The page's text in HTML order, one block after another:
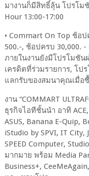
มางานก็มีสิทธิ์ลุ้น โปรโมชั
Hour 13:00-17:00
• Commart On Top ช้อ
500.-, ช้อปครบ 30,000.
ภายในงานยังมีโปรโมชัน
เครดิตที่ร่วมรายการ, โป
แลกรับของสมนาคุณเมื่อ
งาน “COMMART
ธุรกิจไอทีชั้นนำ อาทิ
ASUS, Banana E-Quip,
iStudio by SPVI, IT City,
SPEED Computer,
มากมาย พร้อม Media
Business+,